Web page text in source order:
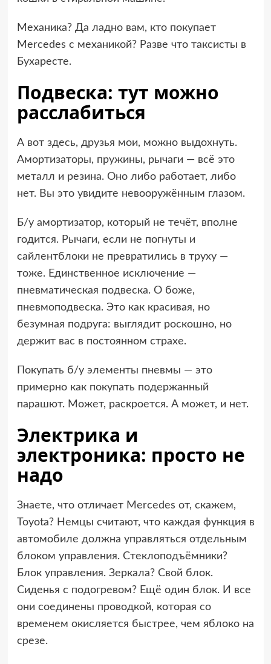
Механика? Да ладно вам, кто покупает
Mercedes с механикой? Разве что таксисты в
Бухаресте.
Подвеска: тут можно
расслабиться
А вот здесь, друзья мои, можно выдохнуть.
Амортизаторы, пружины, рычаги — всё это
металл и резина. Оно либо работает, либо
нет. Вы это увидите невооружённым глазом.
Б/у амортизатор, который не течёт, вполне
годится. Рычаги, если не погнуты и
сайлентблоки не превратились в труху —
тоже. Единственное исключение —
пневматическая подвеска. О боже,
пневмоподвеска. Это как красивая, но
безумная подруга: выглядит роскошно, но
держит вас в постоянном страхе.
Покупать б/у элементы пневмы — это
примерно как покупать подержанный
парашют. Может, раскроется. А может, и нет.
Электрика и
электроника: просто не
надо
Знаете, что отличает Mercedes от, скажем,
Toyota? Немцы считают, что каждая функция в
автомобиле должна управляться отдельным
блоком управления. Стеклоподъёмники?
Блок управления. Зеркала? Свой блок.
Сиденья с подогревом? Ещё один блок. И все
они соединены проводкой, которая со
временем окисляется быстрее, чем яблоко на
срезе.